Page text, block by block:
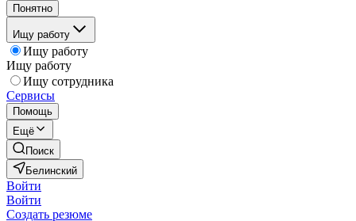
Понятно
Ищу работу
Ищу работу
Ищу работу
Ищу сотрудника
Сервисы
Помощь
Ещё
Поиск
Белинский
Войти
Войти
Создать резюме